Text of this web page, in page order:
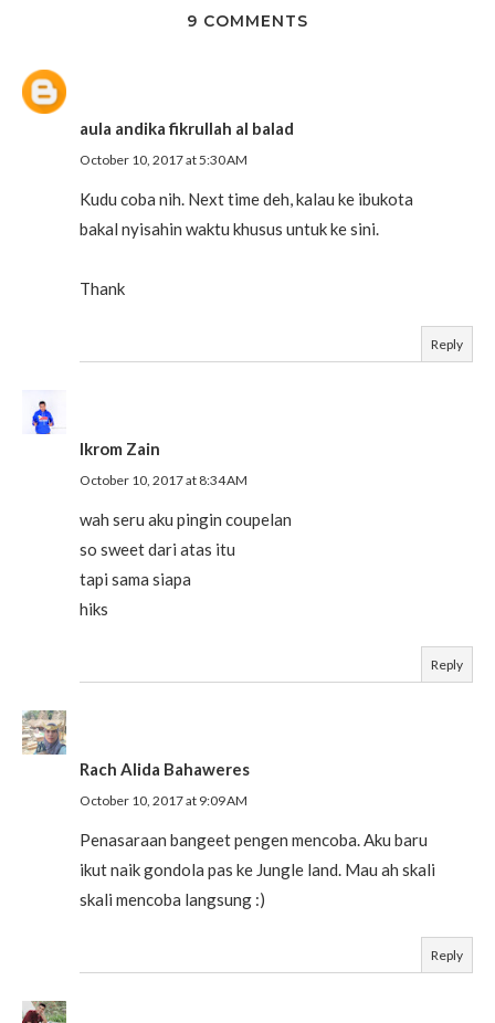
9 COMMENTS
aula andika fikrullah al balad
October 10, 2017 at 5:30 AM
Kudu coba nih. Next time deh, kalau ke ibukota
bakal nyisahin waktu khusus untuk ke sini.
Thank
Reply
Ikrom Zain
October 10, 2017 at 8:34 AM
wah seru aku pingin coupelan
so sweet dari atas itu
tapi sama siapa
hiks
Reply
Rach Alida Bahaweres
October 10, 2017 at 9:09 AM
Penasaraan bangeet pengen mencoba. Aku baru
ikut naik gondola pas ke Jungle land. Mau ah skali
skali mencoba langsung :)
Reply